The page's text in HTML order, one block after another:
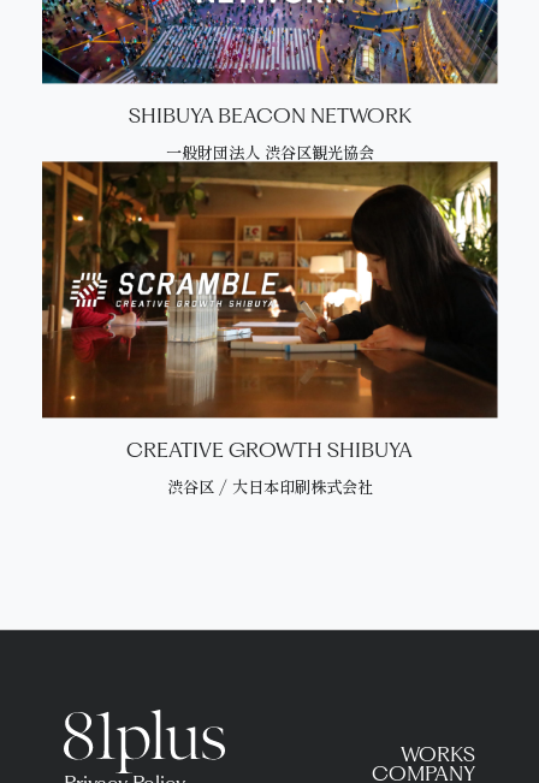
SHIBUYA BEACON NETWORK
一般財団法人 渋谷区観光協会
CREATIVE GROWTH SHIBUYA
渋谷区 / 大日本印刷株式会社
WORKS
COMPANY